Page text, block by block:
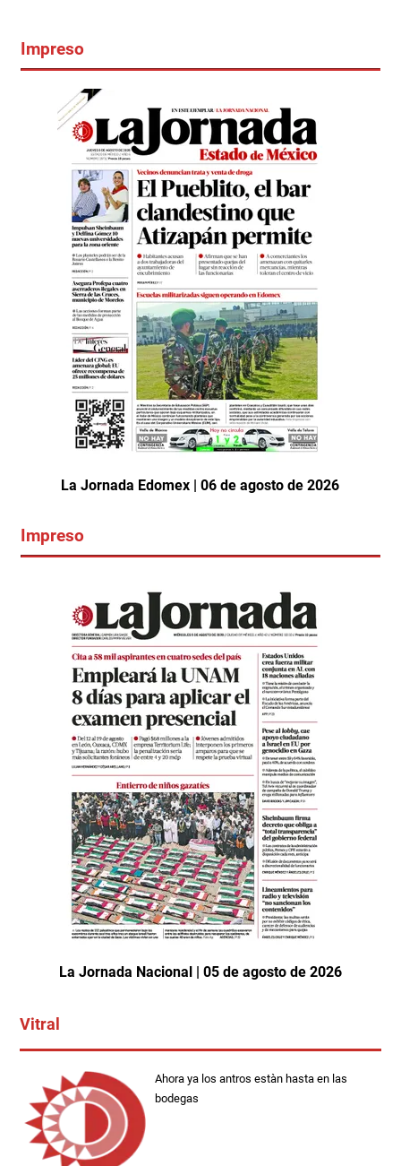
Impreso
La Jornada Edomex | 06 de agosto de 2026
Impreso
La Jornada Nacional | 05 de agosto de 2026
Vitral
Ahora ya los antros estàn hasta en las
bodegas